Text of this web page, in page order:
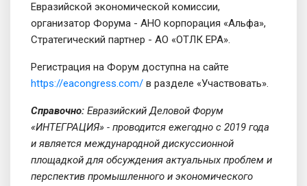
Евразийской экономической комиссии,
организатор Форума - АНО корпорация «Альфа»,
Стратегический партнер - АО «ОТЛК ЕРА».
Регистрация на Форум доступна на сайте
https://eacongress.com/ в разделе «Участвовать».
Справочно: Евразийский Деловой Форум
«ИНТЕГРАЦИЯ» - проводится ежегодно с 2019 года
и является международной дискуссионной
площадкой для обсуждения актуальных проблем и
перспектив промышленного и экономического